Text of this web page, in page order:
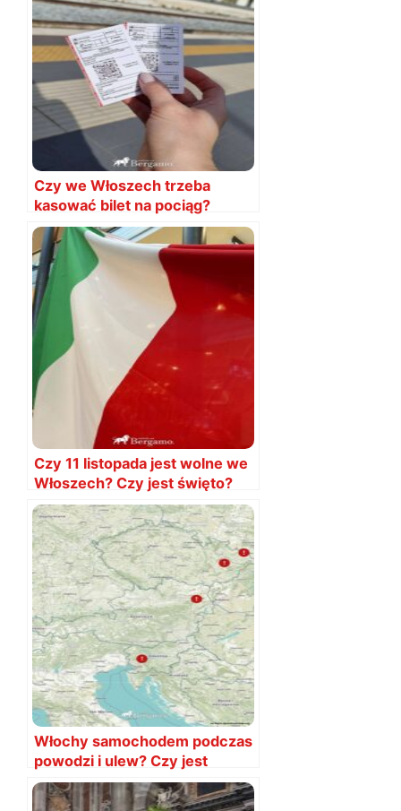
Czy we Włoszech trzeba
kasować bilet na pociąg?
Wielka zmiana!
Czy 11 listopada jest wolne we
Włoszech? Czy jest święto?
Włochy samochodem podczas
powodzi i ulew? Czy jest
bezpiecznie? Czy da się
dojechać?